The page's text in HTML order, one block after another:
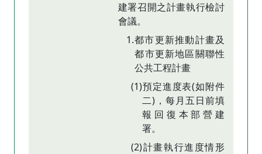
建署召開之計畫執行檢討
會議。
1.都市更新推動計畫及
都市更新地區關聯性
公共工程計畫
(1)預定進度表(如附件
二)，每月五日前填
報回復本部營建
署。
(2)計畫執行進度情形